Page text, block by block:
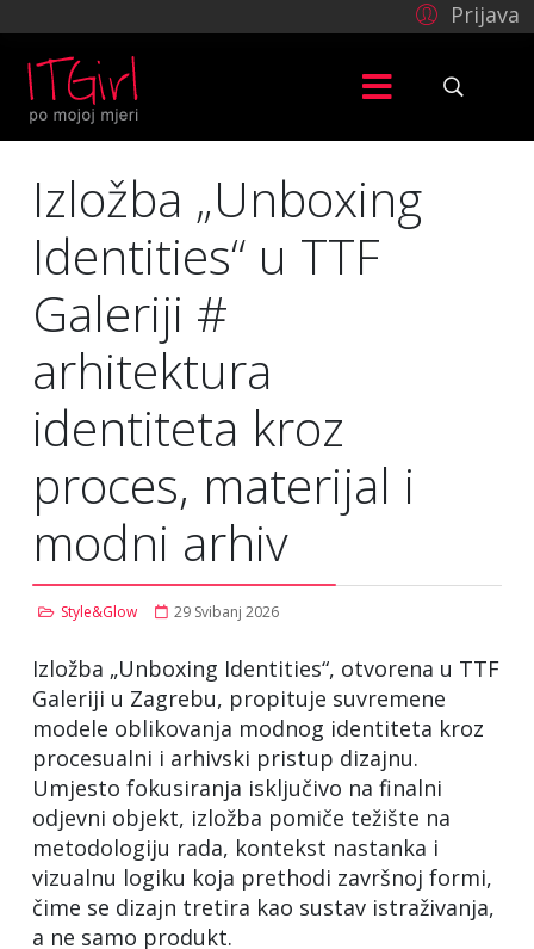
Prijava
Izložba „Unboxing
Identities“ u TTF
Galeriji #
arhitektura
identiteta kroz
proces, materijal i
modni arhiv
Style&Glow 29 Svibanj 2026
Izložba „Unboxing Identities“, otvorena u TTF
Galeriji u Zagrebu, propituje suvremene
modele oblikovanja modnog identiteta kroz
procesualni i arhivski pristup dizajnu.
Umjesto fokusiranja isključivo na finalni
odjevni objekt, izložba pomiče težište na
metodologiju rada, kontekst nastanka i
vizualnu logiku koja prethodi završnoj formi,
čime se dizajn tretira kao sustav istraživanja,
a ne samo produkt.